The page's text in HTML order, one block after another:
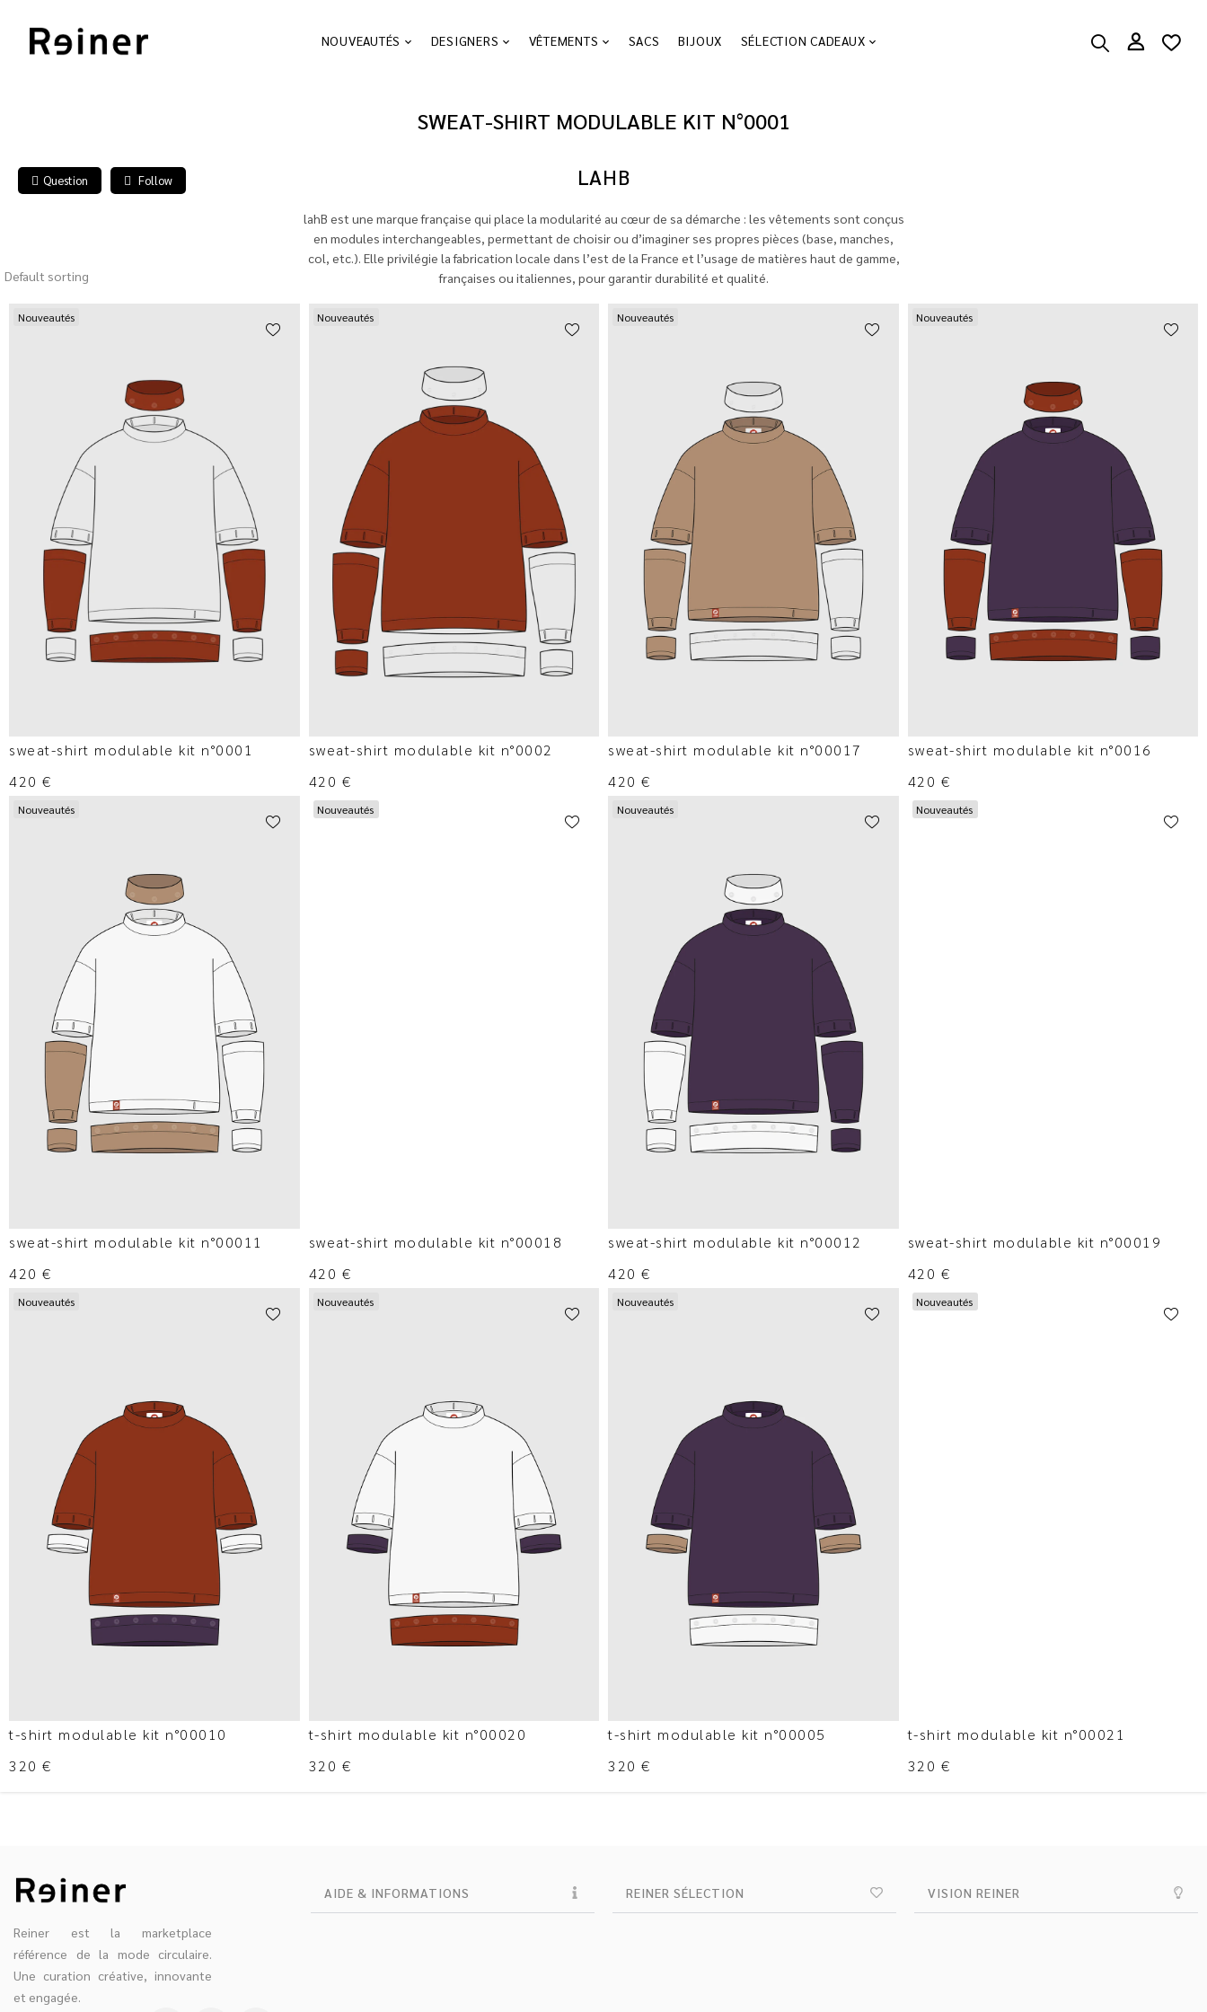
NOUVEAUTÉS DESIGNERS VÊTEMENTS SACS BIJOUX SÉLECTION CADEAUX
SWEAT-SHIRT MODULABLE KIT N°0001
LAHB
lahB est une marque française qui place la modularité au cœur de sa démarche : les vêtements sont conçus
en modules interchangeables, permettant de choisir ou d’imaginer ses propres pièces (base, manches,
col, etc.). Elle privilégie la fabrication locale dans l’est de la France et l’usage de matières haut de gamme,
françaises ou italiennes, pour garantir durabilité et qualité.
Question Follow
Default sorting
Nouveautés
sweat-shirt modulable kit n°0001
420 €
Nouveautés
sweat-shirt modulable kit n°0002
420 €
Nouveautés
sweat-shirt modulable kit n°00017
420 €
Nouveautés
sweat-shirt modulable kit n°0016
420 €
Nouveautés
sweat-shirt modulable kit n°00011
420 €
Nouveautés
sweat-shirt modulable kit n°00018
420 €
Nouveautés
sweat-shirt modulable kit n°00012
420 €
Nouveautés
sweat-shirt modulable kit n°00019
420 €
Nouveautés
t-shirt modulable kit n°00010
320 €
Nouveautés
t-shirt modulable kit n°00020
320 €
Nouveautés
t-shirt modulable kit n°00005
320 €
Nouveautés
t-shirt modulable kit n°00021
320 €
Reiner est la marketplace
référence de la mode circulaire.
Une curation créative, innovante
et engagée.
AIDE & INFORMATIONS REINER SÉLECTION VISION REINER